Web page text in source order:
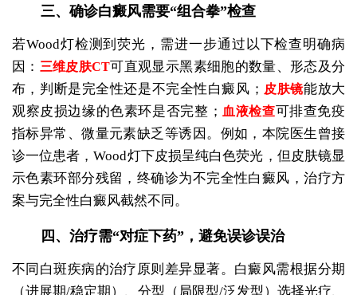
三、确诊白癜风需要“组合拳”检查
若Wood灯检测到荧光，需进一步通过以下检查明确病
因： 三维皮肤CT可直观显示黑素细胞的数量、形态及分
布，判断是完全性还是不完全性白癜风； 皮肤镜能放大
观察皮损边缘的色素环是否完整； 血液检查可排查免疫
指标异常、微量元素缺乏等诱因。例如，本院医生曾接
诊一位患者，Wood灯下皮损呈纯白色荧光，但皮肤镜显
示色素环部分残留，终确诊为不完全性白癜风，治疗方
案与完全性白癜风截然不同。
四、治疗需“对症下药”，避免误诊误治
不同白斑疾病的治疗原则差异显著。白癜风需根据分期
（进展期/稳定期）、分型（局限型/泛发型）选择光疗、